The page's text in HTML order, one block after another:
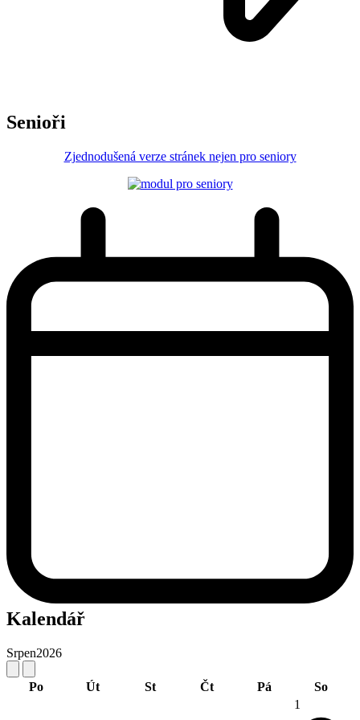
Senioři
Zjednodušená verze stránek nejen pro seniory
Kalendář
Srpen2026
Po Út St Čt Pá So
1